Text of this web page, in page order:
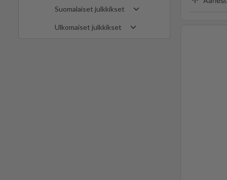
Suomalaiset julkkikset
Ulkomaiset julkkikset